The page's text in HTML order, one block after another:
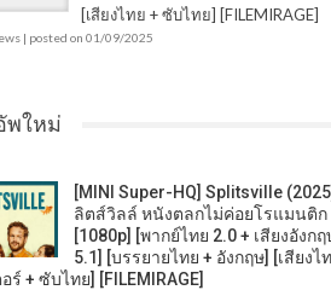
[เสียงไทย + ซับไทย] [FILEMIRAGE]
| posted on 01/09/2025
พใหม่
[MINI Super-HQ] Splitsville
ลิตส์วิลล์ หนังตลกไม่ค่อยโรแมนติก
[1080p] [พากย์ไทย 2.0 + เสียงอังกฤ
5.1] [บรรยายไทย + อังกฤษ] [เสียงไ
ร์ + ซับไทย] [FILEMIRAGE]